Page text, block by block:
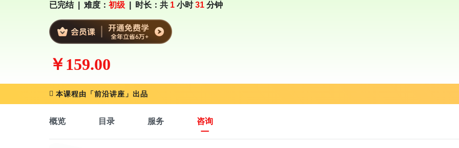
已完结 难度： 初级 时长：共 1 小时31 分钟
￥159.00
本课程由「前沿讲座」出品
概览 目录 服务 咨询